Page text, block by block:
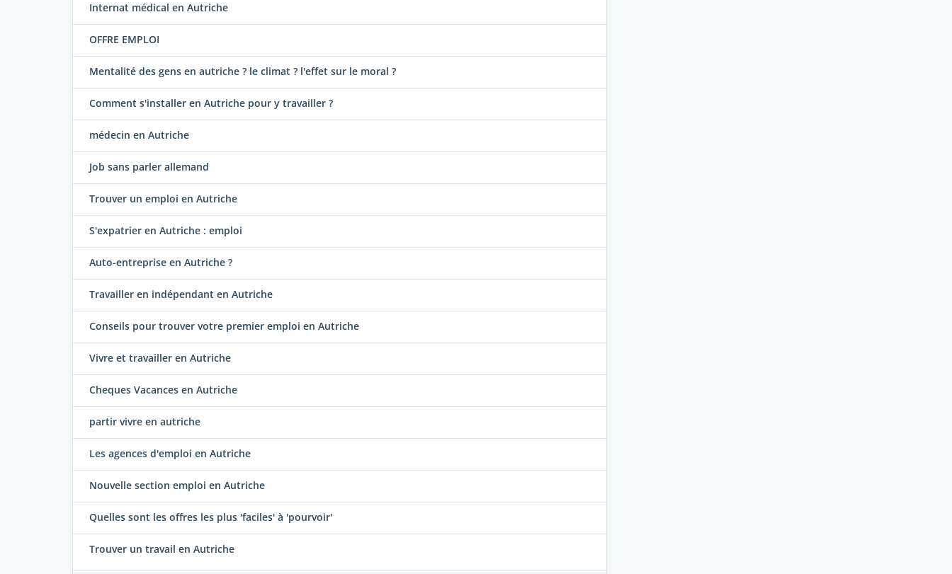
Internat médical en Autriche
OFFRE EMPLOI
Mentalité des gens en autriche ? le climat ? l'effet sur le moral ?
Comment s'installer en Autriche pour y travailler ?
médecin en Autriche
Job sans parler allemand
Trouver un emploi en Autriche
S'expatrier en Autriche : emploi
Auto-entreprise en Autriche ?
Travailler en indépendant en Autriche
Conseils pour trouver votre premier emploi en Autriche
Vivre et travailler en Autriche
Cheques Vacances en Autriche
partir vivre en autriche
Les agences d'emploi en Autriche
Nouvelle section emploi en Autriche
Quelles sont les offres les plus 'faciles' à 'pourvoir'
Trouver un travail en Autriche